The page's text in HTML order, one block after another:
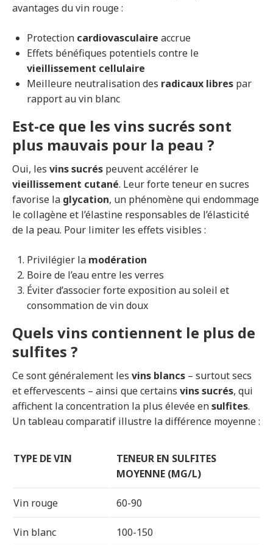
avantages du vin rouge :
Protection cardiovasculaire accrue
Effets bénéfiques potentiels contre le
vieillissement cellulaire
Meilleure neutralisation des radicaux libres par
rapport au vin blanc
Est-ce que les vins sucrés sont
plus mauvais pour la peau ?
Oui, les vins sucrés peuvent accélérer le
vieillissement cutané. Leur forte teneur en sucres
favorise la glycation, un phénomène qui endommage
le collagène et l’élastine responsables de l’élasticité
de la peau. Pour limiter les effets visibles :
Privilégier la modération
Boire de l’eau entre les verres
Éviter d’associer forte exposition au soleil et
consommation de vin doux
Quels vins contiennent le plus de
sulfites ?
Ce sont généralement les vins blancs – surtout secs
et effervescents – ainsi que certains vins sucrés, qui
affichent la concentration la plus élevée ensulfites.
Un tableau comparatif illustre la différence moyenne :
TYPE DE VIN
TENEUR EN SULFITES
MOYENNE (MG/L)
Vin rouge 60-90
Vin blanc 100-150